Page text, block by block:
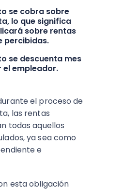
se cobra sobre
lo que significa
sobre rentas
percibidas.
se descuenta mes
el empleador.
el proceso de
las rentas
todas aquellos
ya sea como
e
esta obligación